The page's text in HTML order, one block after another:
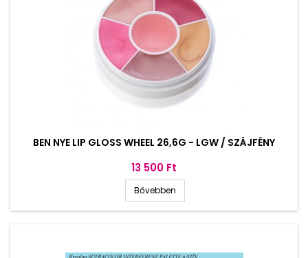
BEN NYE LIP GLOSS WHEEL 26,6G - LGW / SZÁJFÉNY
Ár
13 500 Ft
Bővebben